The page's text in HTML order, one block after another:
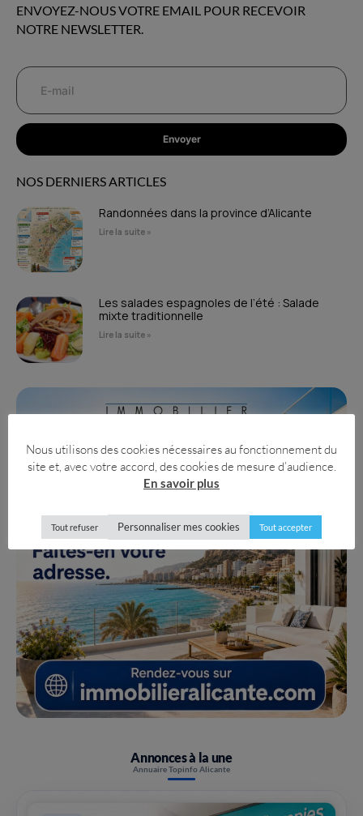
ENVOYEZ-NOUS VOTRE EMAIL POUR RECEVOIR
NOTRE NEWSLETTER.
Envoyer
NOS DERNIERS ARTICLES
Randonnées dans la province d’Alicante
Lire la suite »
Les salades espagnoles de l’été : Salade
mixte traditionnelle
Lire la suite »
Annonces à la une
Annuaire Topinfo Alicante
Nous utilisons des cookies nécessaires au fonctionnement du
site et, avec votre accord, des cookies de mesure d’audience.
En savoir plus
Tout refuser Personnaliser mes cookies Tout accepter